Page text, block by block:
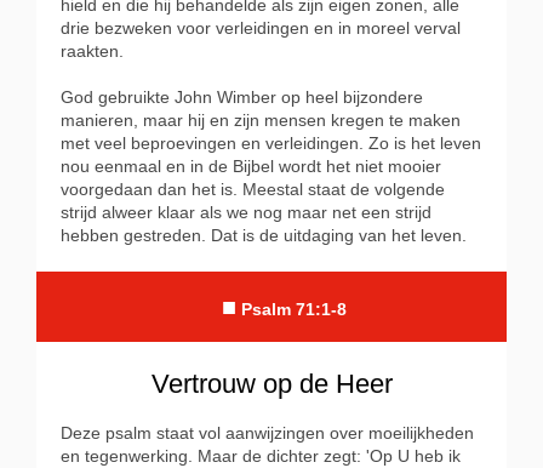
hield en die hij behandelde als zijn eigen zonen, alle
drie bezweken voor verleidingen en in moreel verval
raakten.
God gebruikte John Wimber op heel bijzondere
manieren, maar hij en zijn mensen kregen te maken
met veel beproevingen en verleidingen. Zo is het leven
nou eenmaal en in de Bijbel wordt het niet mooier
voorgedaan dan het is. Meestal staat de volgende
strijd alweer klaar als we nog maar net een strijd
hebben gestreden. Dat is de uitdaging van het leven.
■ Psalm 71:1-8
Vertrouw op de Heer
Deze psalm staat vol aanwijzingen over moeilijkheden
en tegenwerking. Maar de dichter zegt: 'Op U heb ik